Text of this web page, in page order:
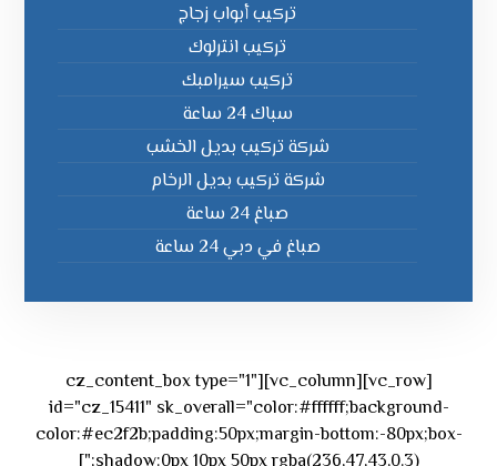
تركيب أبواب زجاج
تركيب انترلوك
تركيب سيرامبك
سباك 24 ساعة
شركة تركيب بديل الخشب
شركة تركيب بديل الرخام
صباغ 24 ساعة
صباغ في دبي 24 ساعة
[vc_row][vc_column][cz_content_box type="1"
id="cz_15411" sk_overall="color:#ffffff;background-
color:#ec2f2b;padding:50px;margin-bottom:-80px;box-